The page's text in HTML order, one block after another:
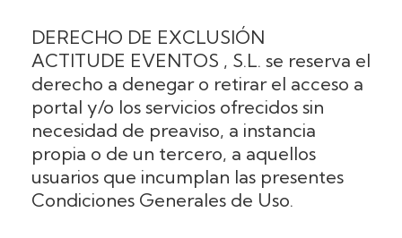
DERECHO DE EXCLUSIÓN
ACTITUDE EVENTOS , S.L. se reserva el
derecho a denegar o retirar el acceso a
portal y/o los servicios ofrecidos sin
necesidad de preaviso, a instancia
propia o de un tercero, a aquellos
usuarios que incumplan las presentes
Condiciones Generales de Uso.